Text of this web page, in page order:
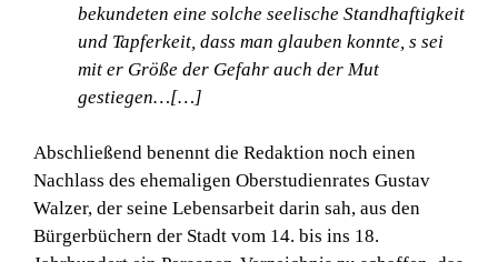
bekundeten eine solche seelische Standhaftigkeit
und Tapferkeit, dass man glauben konnte, s sei
mit er Größe der Gefahr auch der Mut
gestiegen…[…]
Abschließend benennt die Redaktion noch einen
Nachlass des ehemaligen Oberstudienrates Gustav
Walzer, der seine Lebensarbeit darin sah, aus den
Bürgerbüchern der Stadt vom 14. bis ins 18.